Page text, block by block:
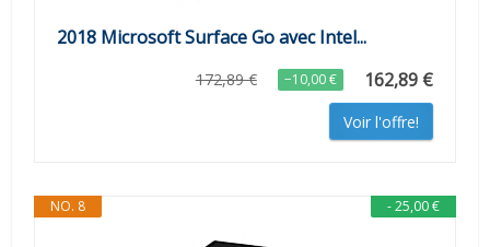
2018 Microsoft Surface Go avec Intel...
172,89 € −10,00 € 162,89 €
Voir l'offre!
- 25,00 €
NO. 8